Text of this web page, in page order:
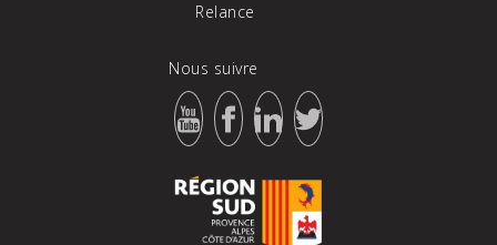
Relance
Nous suivre